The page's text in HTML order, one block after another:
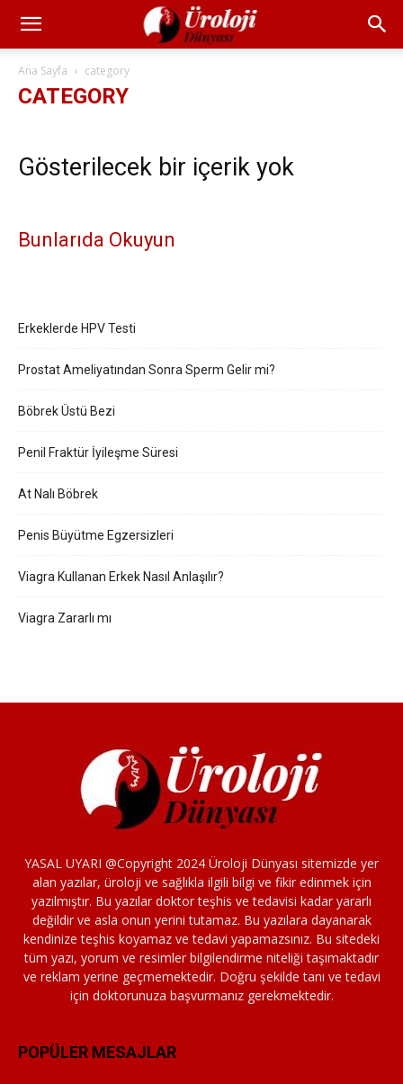
Ana Sayfa category
CATEGORY
Gösterilecek bir içerik yok
Bunlarıda Okuyun
Erkeklerde HPV Testi
Prostat Ameliyatından Sonra Sperm Gelir mi?
Böbrek Üstü Bezi
Penil Fraktür İyileşme Süresi
At Nalı Böbrek
Penis Büyütme Egzersizleri
Viagra Kullanan Erkek Nasıl Anlaşılır?
Viagra Zararlı mı
YASAL UYARI @Copyright 2024 Üroloji Dünyası sitemizde yer
alan yazılar, üroloji ve sağlıkla ilgili bilgi ve fikir edinmek için
yazılmıştır. Bu yazılar doktor teşhis ve tedavisi kadar yararlı
değildir ve asla onun yerini tutamaz. Bu yazılara dayanarak
kendinize teşhis koyamaz ve tedavi yapamazsınız. Bu sitedeki
tüm yazı, yorum ve resimler bilgilendirme niteliği taşımaktadır
ve reklam yerine geçmemektedir. Doğru şekilde tanı ve tedavi
için doktorunuza başvurmanız gerekmektedir.
POPÜLER MESAJLAR